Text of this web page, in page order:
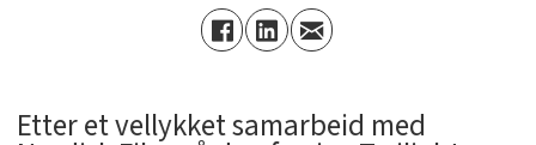
Etter et vellykket samarbeid med